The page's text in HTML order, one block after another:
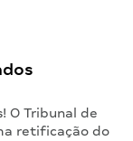
O Tribunal de
retificação do